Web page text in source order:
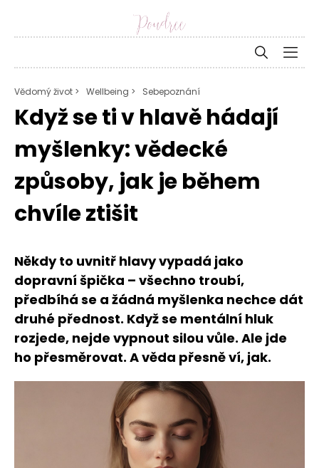
Vědomý život > Wellbeing > Sebepoznání
Když se ti v hlavě hádají
myšlenky: vědecké
způsoby, jak je během
chvíle ztišit
Někdy to uvnitř hlavy vypadá jako
dopravní špička – všechno troubí,
předbíhá se a žádná myšlenka nechce dát
druhé přednost. Když se mentální hluk
rozjede, nejde vypnout silou vůle. Ale jde
ho přesměrovat. A věda přesně ví, jak.